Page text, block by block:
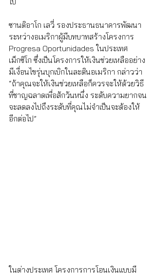
ซานติอาโก เลวี่ รองประธานธนาคารพัฒนา
ระหว่างอเมริกาผู้มีบทบาทสร้างโครงการ
Progresa Oportunidades ในประเทศ
เม็กซิโก ซึ่งเป็นโครงการให้เงินช่วยเหลืออย่าง
มีเงื่อนไขรุ่นบุกเบิกในละตินอเมริกา กล่าวว่า
“ถ้าคุณจะให้เงินช่วยเหลือก็ควรจะให้ด้วยวิธี
ที่ชาญฉลาดเพื่อสักวันหนึ่ง ระดับความยากจน
จะลดลงไปถึงระดับที่คุณไม่จำเป็นจะต้องให้
อีกต่อไป”
ในต่างประเทศ โครงการการโอนเงินแบบมี